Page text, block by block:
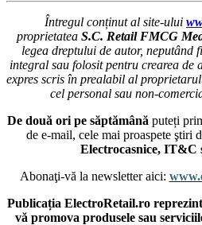
Întregul conținut al site-ului
proprietatea S.C. Retail FMCG
legea dreptului de autor, neputând
integral sau folosit pentru crearea de
expres scris în prealabil al
cel personal sau non-
De două ori pe săptămână puteți
de e-mail, cele mai proaspete ştiri
Electrocasnice, IT&C
Abonaţi-vă la newsletter aici:
Publicația ElectroRetail.ro
vă promova produsele sau